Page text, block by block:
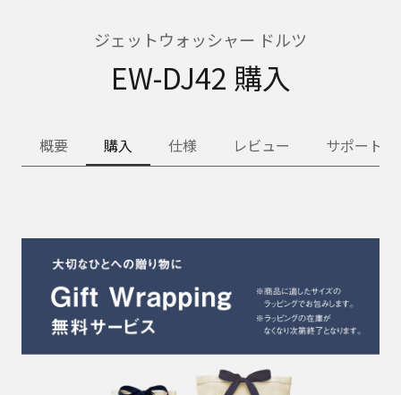
ジェットウォッシャー ドルツ
EW-DJ42 購入
概要 購入 仕様 レビュー サポート